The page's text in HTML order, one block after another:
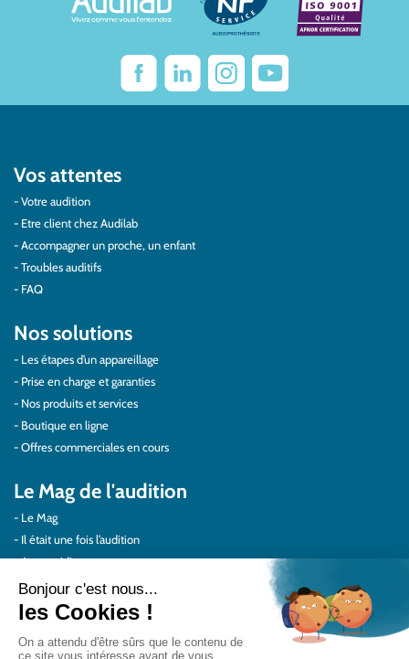
Vos attentes
Votre audition
Etre client chez Audilab
Accompagner un proche, un enfant
Troubles auditifs
FAQ
Nos solutions
Les étapes d’un appareillage
Prise en charge et garanties
Nos produits et services
Boutique en ligne
Offres commerciales en cours
Le Mag de l'audition
Le Mag
Il était une fois l’audition
Au quotidien
Protéger vos oreilles
Témoignages
Pour les pros